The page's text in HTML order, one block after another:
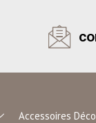
Accessoires Déco